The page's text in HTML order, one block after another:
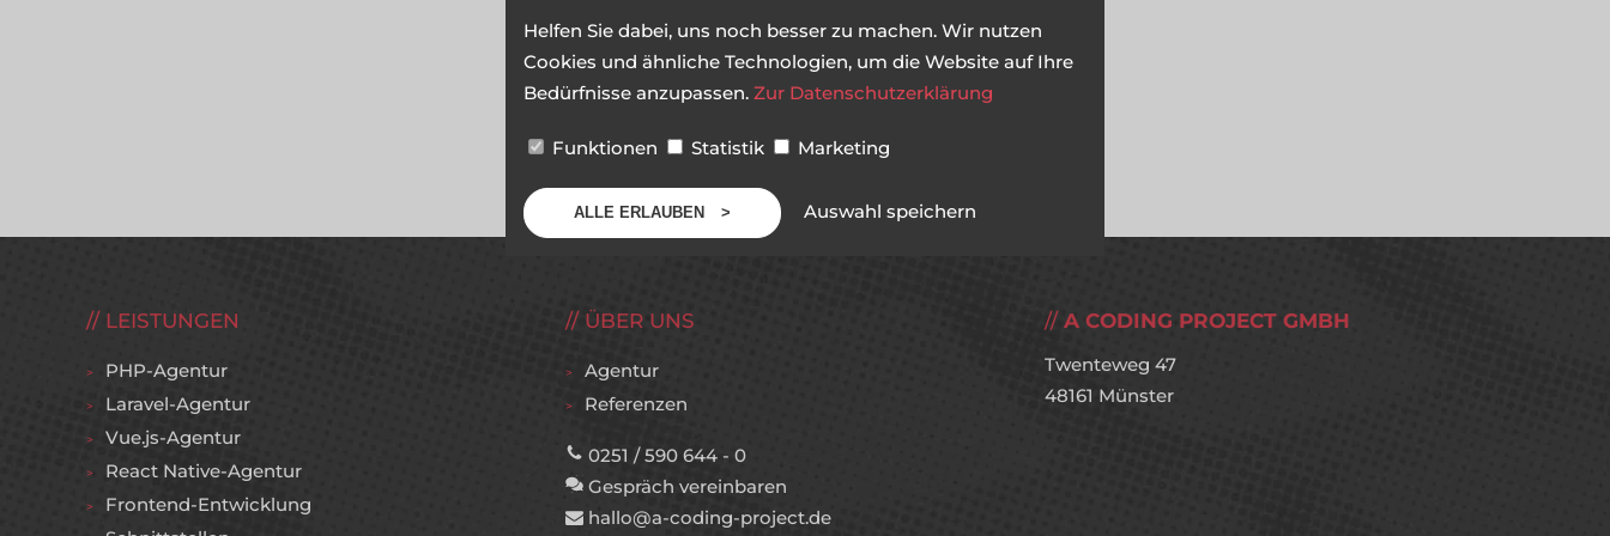
LEISTUNGEN
PHP-Agentur
Laravel-Agentur
Vue.js-Agentur
React Native-Agentur
Frontend-Entwicklung
ÜBER UNS
Agentur
Referenzen
0251 / 590 644 - 0
Gespräch vereinbaren
hallo@a-coding-project.de
A CODING PROJECT GMBH
Twenteweg 47
48161 Münster
Helfen Sie dabei, uns noch besser zu machen. Wir nutzen
Cookies und ähnliche Technologien, um die Website auf Ihre
Bedürfnisse anzupassen. Zur Datenschutzerklärung
Funktionen Statistik Marketing
ALLE ERLAUBEN Auswahl speichern